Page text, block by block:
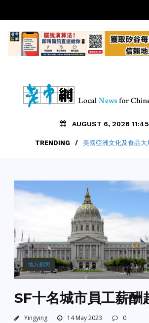
AUGUST 6, 2026
TRENDING / 美國亞洲文化及食品
地方新聞
SF十名城市員工薪酬
Yingying 14 May 2023 0